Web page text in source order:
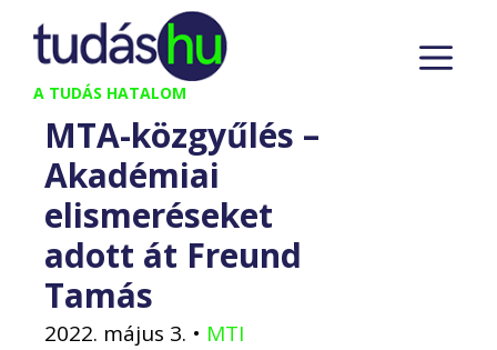
Kilépés
tartalomba
A TUDÁS HATALOM
MTA-közgyűlés –
Akadémiai
elismeréseket
adott át Freund
Tamás
2022. május 3. • MTI